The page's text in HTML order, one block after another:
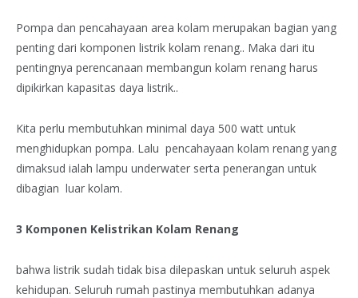
Pompa dan pencahayaan area kolam merupakan bagian yang
penting dari komponen listrik kolam renang.. Maka dari itu
pentingnya perencanaan membangun kolam renang harus
dipikirkan kapasitas daya listrik..
Kita perlu membutuhkan minimal daya 500 watt untuk
menghidupkan pompa. Lalu pencahayaan kolam renang yang
dimaksud ialah lampu underwater serta penerangan untuk
dibagian luar kolam.
3 Komponen Kelistrikan Kolam Renang
bahwa listrik sudah tidak bisa dilepaskan untuk seluruh aspek
kehidupan. Seluruh rumah pastinya membutuhkan adanya